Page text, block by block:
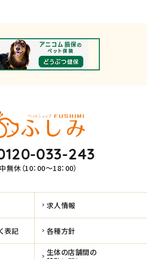
033-243
無休（10：00～18：00）
求人情報
表記 各種方針
生体の店舗間の